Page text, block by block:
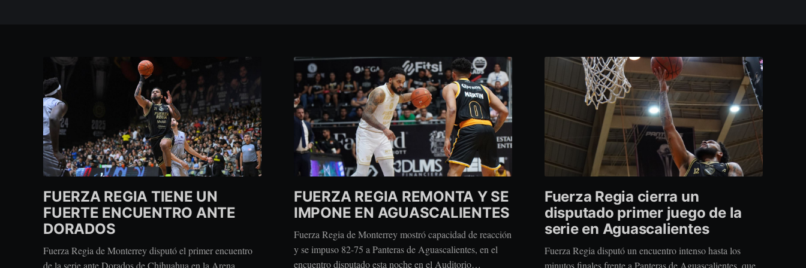
FUERZA REGIA TIENE UN
FUERTE ENCUENTRO ANTE
DORADOS
Fuerza Regia de Monterrey disputó el primer encuentro
de la serie ante Dorados de Chihuahua en la Arena
FUERZA REGIA REMONTA Y SE
IMPONE EN AGUASCALIENTES
Fuerza Regia de Monterrey mostró capacidad de reacción
y se impuso 82-75 a Panteras de Aguascalientes, en el
encuentro disputado esta noche en el Auditorio
Fuerza Regia cierra un
disputado primer juego de la
serie en Aguascalientes
Fuerza Regia disputó un encuentro intenso hasta los
minutos finales frente a Panteras de Aguascalientes, que